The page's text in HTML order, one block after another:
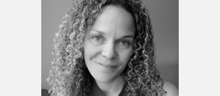
Espace enseignant·e·s
Espace pro